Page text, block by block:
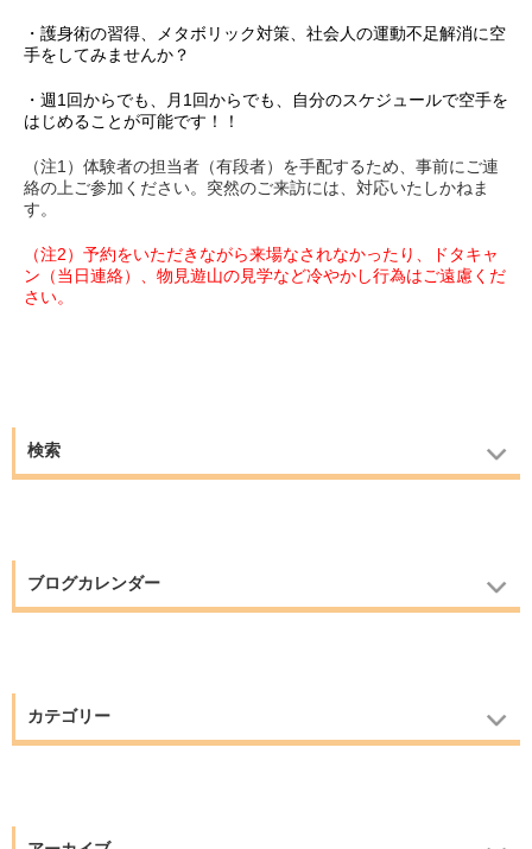
・護身術の習得、メタボリック対策、社会人の運動不足解消に空
手をしてみませんか？
・週1回からでも、月1回からでも、自分のスケジュールで空手を
はじめることが可能です！！
（注1）体験者の担当者（有段者）を手配するため、事前にご連
絡の上ご参加ください。突然のご来訪には、対応いたしかねま
す。
（注2）予約をいただきながら来場なされなかったり、ドタキャ
ン（当日連絡）、物見遊山の見学など冷やかし行為はご遠慮くだ
さい。
検索
ブログカレンダー
カテゴリー